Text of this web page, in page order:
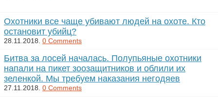
Охотники все чаще убивают людей на охоте. Кто
остановит убийц?
28.11.2018. 0 Comments
Битва за лосей началась. Полупьяные охотники
напали на пикет зоозащитников и облили их
зеленкой. Мы требуем наказания негодяев
27.11.2018. 0 Comments